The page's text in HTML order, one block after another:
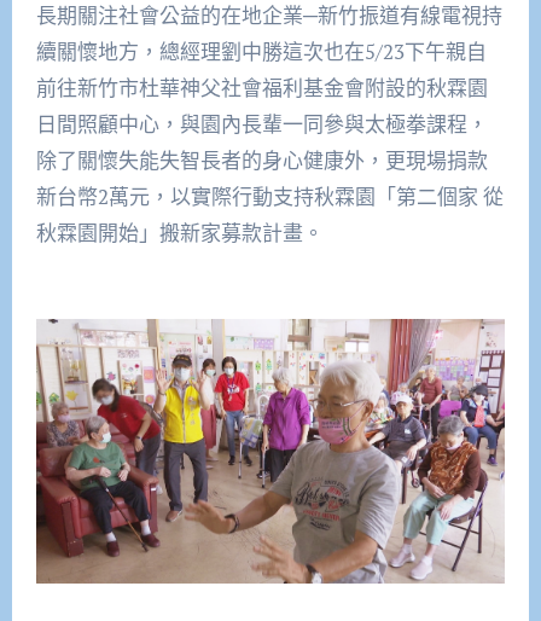
長期關注社會公益的在地企業─新竹振道有線電視持
續關懷地方，總經理劉中勝這次也在5/23下午親自
前往新竹市杜華神父社會福利基金會附設的秋霖園
日間照顧中心，與園內長輩一同參與太極拳課程，
除了關懷失能失智長者的身心健康外，更現場捐款
新台幣2萬元，以實際行動支持秋霖園「第二個家 從
秋霖園開始」搬新家募款計畫。